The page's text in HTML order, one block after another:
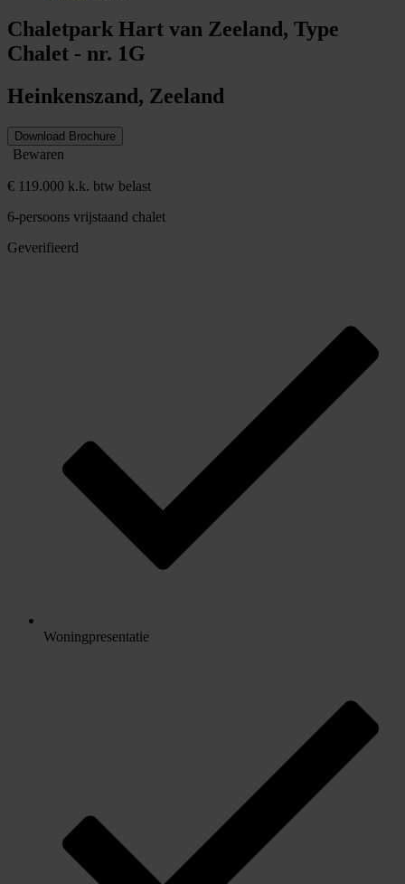
Chaletpark Hart van Zeeland, Type
Chalet - nr. 1G
Heinkenszand, Zeeland
Download Brochure
Bewaren
€ 119.000 k.k. btw belast
6-persoons vrijstaand chalet
Geverifieerd
Woningpresentatie